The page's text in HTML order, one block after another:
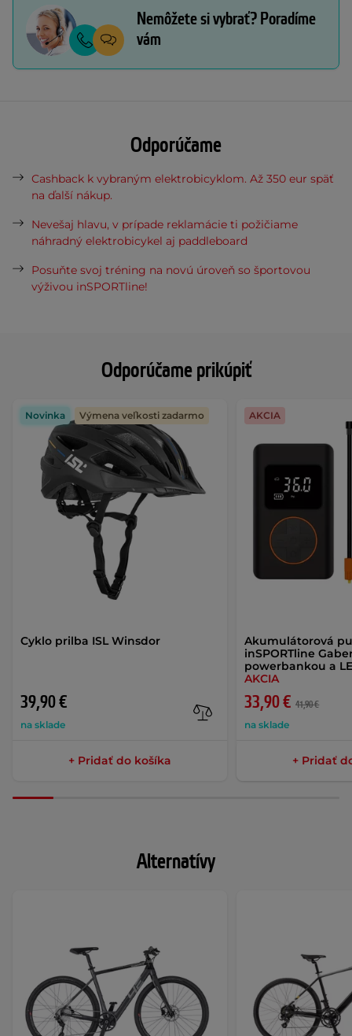
Odporúčame prikúpiť
Cyklo prilba ISL Winsdor
39,90 €
na sklade
Novinka Výmena veľkosti zadarmo
+ Pridať do košíka
Akumulátorová
inSPORTline
powerbankou a
AKCIA
33,90 € 41,90 €
na sklade
AKCIA
+ Pridať
Nemôžete si vybrať? Poradíme
vám
Odporúčame
Cashback k vybraným elektrobicyklom. Až 350 eur späť
na ďalší nákup.
Nevešaj hlavu, v prípade reklamácie ti požičiame
náhradný elektrobicykel aj paddleboard
Posuňte svoj tréning na novú úroveň so športovou
výživou inSPORTline!
Alternatívy